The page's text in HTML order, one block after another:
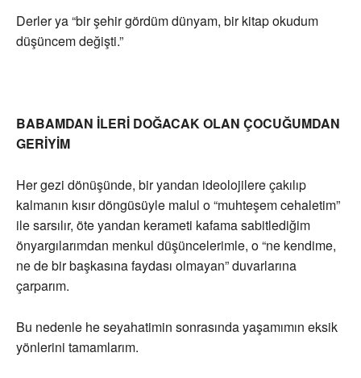
Derler ya “bir şehir gördüm dünyam, bir kitap okudum
düşüncem değişti.”
BABAMDAN İLERİ DOĞACAK OLAN ÇOCUĞUMDAN
GERİYİM
Her gezi dönüşünde, bir yandan ideolojilere çakılıp
kalmanın kısır döngüsüyle malul o “muhteşem cehaletim”
ile sarsılır, öte yandan kerameti kafama sabitlediğim
önyargılarımdan menkul düşüncelerimle, o “ne kendime,
ne de bir başkasına faydası olmayan” duvarlarına
çarparım.
Bu nedenle he seyahatimin sonrasında yaşamımın eksik
yönlerini tamamlarım.